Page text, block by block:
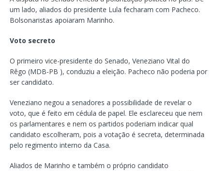
um lado, aliados do presidente Lula fecharam com Pacheco.
Bolsonaristas apoiaram Marinho.
Voto secreto
O primeiro vice-presidente do Senado, Veneziano Vital do
Rêgo (MDB-PB ), conduziu a eleição. Pacheco não poderia por
ser candidato.
Veneziano negou a senadores a possibilidade de revelar o
voto, que é feito em cédula de papel. Ele esclareceu que nem
os parlamentares e nem os partidos poderiam indicar qual
candidato escolheram, pois a votação é secreta, determinada
pelo regimento interno da Casa.
Aliados de Marinho e também o próprio candidato